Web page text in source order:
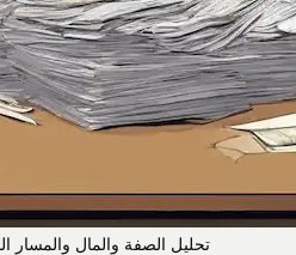
تحليل الصفة والمال والمسار